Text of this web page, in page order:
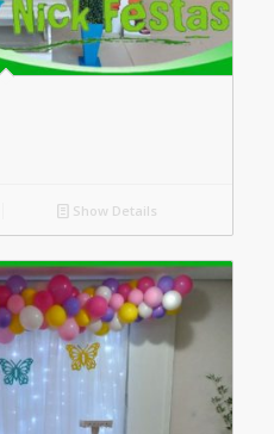
Show Details